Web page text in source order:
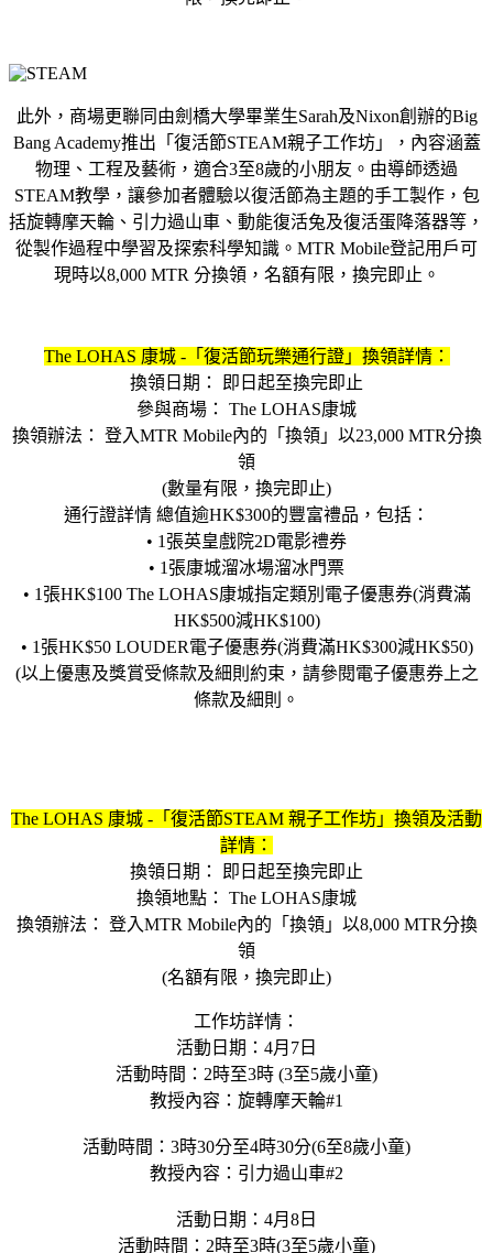
此外，商場更聯同由劍橋大學畢業生Sarah及Nixon創辦的Big
Bang Academy推出「復活節STEAM親子工作坊」，內容涵蓋
物理、工程及藝術，適合3至8歲的小朋友。由導師透過
STEAM教學，讓參加者體驗以復活節為主題的手工製作，包
括旋轉摩天輪、引力過山車、動能復活兔及復活蛋降落器等，
從製作過程中學習及探索科學知識。MTR Mobile登記用戶可
現時以8,000 MTR 分換領，名額有限，換完即止。
The LOHAS 康城 -「復活節玩樂通行證」換領詳情：
換領日期： 即日起至換完即止
參與商場： The LOHAS康城
換領辦法： 登入MTR Mobile內的「換領」以23,000 MTR分換
領
(數量有限，換完即止)
通行證詳情 總值逾HK$300的豐富禮品，包括：
• 1張英皇戲院2D電影禮券
• 1張康城溜冰場溜冰門票
• 1張HK$100 The LOHAS康城指定類別電子優惠券(消費滿
HK$500減HK$100)
• 1張HK$50 LOUDER電子優惠券(消費滿HK$300減HK$50)
(以上優惠及獎賞受條款及細則約束，請參閱電子優惠券上之
條款及細則。
The LOHAS 康城 -「復活節STEAM 親子工作坊」換領及活動
詳情：
換領日期： 即日起至換完即止
換領地點： The LOHAS康城
換領辦法： 登入MTR Mobile內的「換領」以8,000 MTR分換
領
(名額有限，換完即止)
工作坊詳情：
活動日期：4月7日
活動時間：2時至3時 (3至5歲小童)
教授內容：旋轉摩天輪#1
活動時間：3時30分至4時30分(6至8歲小童)
教授內容：引力過山車#2
活動日期：4月8日
活動時間：2時至3時(3至5歲小童)